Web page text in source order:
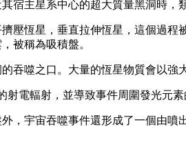
主星系中心的超大質量黑洞時，
壓恆星，垂直拉伸恆星，這個過
被稱為吸積盤。
噬之口。大量的恆星物質會以強
電輻射，並導致事件周圍發光元素
宇宙吞噬事件還形成了一個由噴